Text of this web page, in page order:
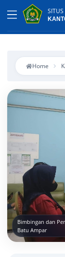
SITUS
Home
Bimbingan dan
Batu Ampar